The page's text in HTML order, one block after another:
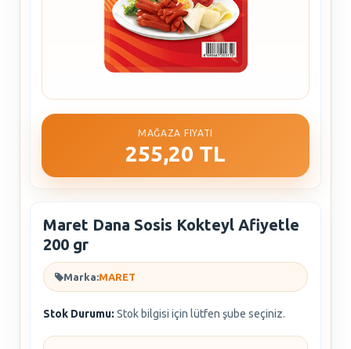
MAĞAZA FIYATI
255,20 TL
Maret Dana Sosis Kokteyl Afiyetle
200 gr
Marka:MARET
Stok Durumu: Stok bilgisi için lütfen şube seçiniz.